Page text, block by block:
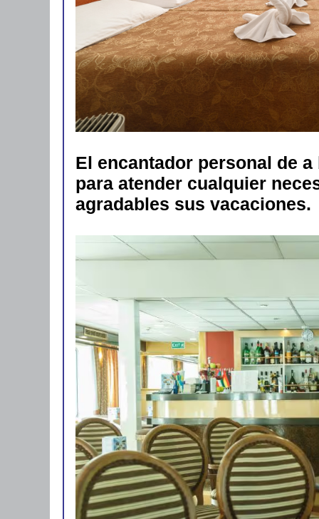
El encantador personal de
para atender cualquier
agradables sus vacaciones.